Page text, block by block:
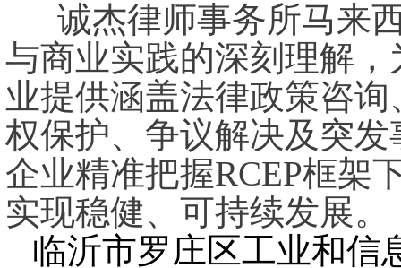
诚杰律师事务所马来
与商业实践的深刻理解
业提供涵盖法律政策咨
权保护、争议解决及突
企业精准把握RCEP框架
实现稳健、可持续发展。
临沂市罗庄区工业和信